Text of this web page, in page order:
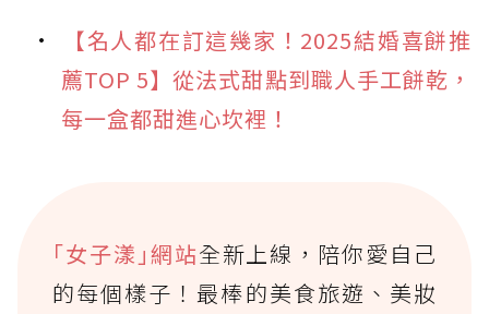
【名人都在訂這幾家！2025結婚喜餅推
薦TOP 5】從法式甜點到職人手工餅乾，
每一盒都甜進心坎裡！
｢女子漾｣網站全新上線，陪你愛自己
的每個樣子！最棒的美食旅遊、美妝